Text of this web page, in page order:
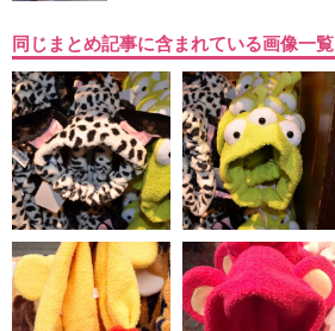
同じまとめ記事に含まれている画像一覧